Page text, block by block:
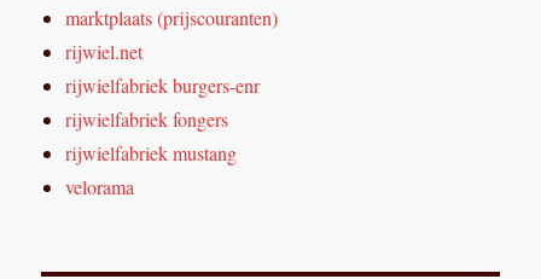
marktplaats (prijscouranten)
rijwiel.net
rijwielfabriek burgers-enr
rijwielfabriek fongers
rijwielfabriek mustang
velorama